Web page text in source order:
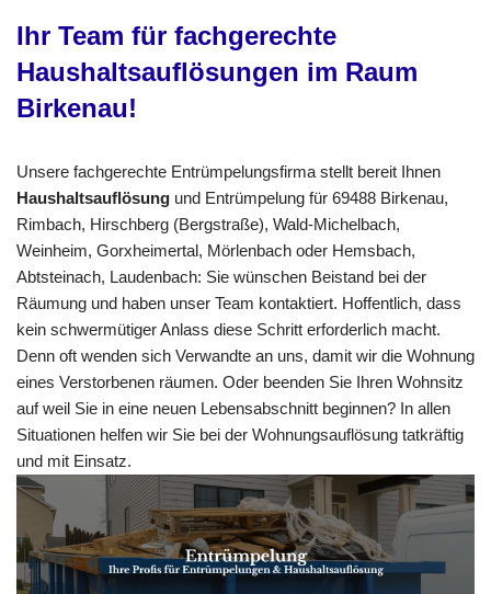
Ihr Team für fachgerechte
Haushaltsauflösungen im Raum
Birkenau!
Unsere fachgerechte Entrümpelungsfirma stellt bereit Ihnen
Haushaltsauflösung und Entrümpelung für 69488 Birkenau,
Rimbach, Hirschberg (Bergstraße), Wald-Michelbach,
Weinheim, Gorxheimertal, Mörlenbach oder Hemsbach,
Abtsteinach, Laudenbach: Sie wünschen Beistand bei der
Räumung und haben unser Team kontaktiert. Hoffentlich, dass
kein schwermütiger Anlass diese Schritt erforderlich macht.
Denn oft wenden sich Verwandte an uns, damit wir die Wohnung
eines Verstorbenen räumen. Oder beenden Sie Ihren Wohnsitz
auf weil Sie in eine neuen Lebensabschnitt beginnen? In allen
Situationen helfen wir Sie bei der Wohnungsauflösung tatkräftig
und mit Einsatz.